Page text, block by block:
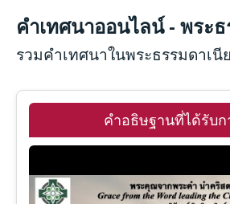
บทความคริสเตียน
รายชื่อคริสตจักร
ดูหนังพระเยซู
พระคัมภีร์ภาคพันธสัญญาเดิม 24
อพยพ
คำเทศนาออนไลน์ - พระ
รวมคำเทศนาในพระธรรมดาเนี
คำอธิษฐานที่ได้รับ